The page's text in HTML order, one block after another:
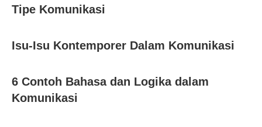
Tipe Komunikasi
Isu-Isu Kontemporer Dalam Komunikasi
6 Contoh Bahasa dan Logika dalam
Komunikasi